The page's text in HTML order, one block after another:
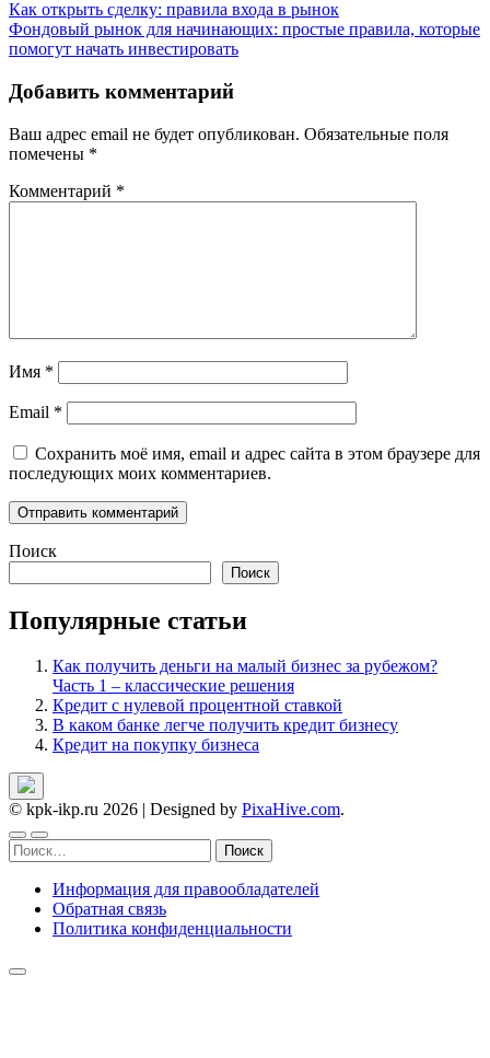
Навигация
по
Как открыть сделку: правила входа в рынок
Фондовый рынок для начинающих: простые правила, которые
помогут начать инвестировать
Добавить комментарий
Ваш адрес email не будет опубликован. Обязательные поля
помечены *
Комментарий *
Имя *
Email *
Сохранить моё имя, email и адрес сайта в этом браузере для
последующих моих комментариев.
Поиск
Поиск
Популярные статьи
Как получить деньги на малый бизнес за рубежом?
Часть 1 – классические решения
Кредит с нулевой процентной ставкой
В каком банке легче получить кредит бизнесу
Кредит на покупку бизнеса
© kpk-ikp.ru 2026 | Designed by PixaHive.com.
Найти:
Информация для правообладателей
Обратная связь
Политика конфиденциальности